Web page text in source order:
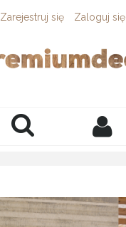
Zarejestruj się Zaloguj się